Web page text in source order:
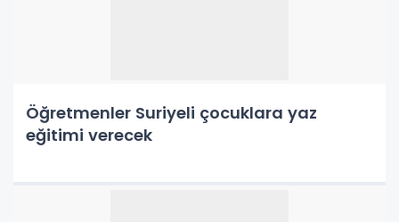
Öğretmenler Suriyeli çocuklara yaz
eğitimi verecek